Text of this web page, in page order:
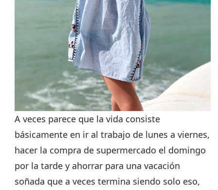
A veces parece que la vida consiste
básicamente en ir al trabajo de lunes a viernes,
hacer la compra de supermercado el domingo
por la tarde y ahorrar para una vacación
soñada que a veces termina siendo solo eso,